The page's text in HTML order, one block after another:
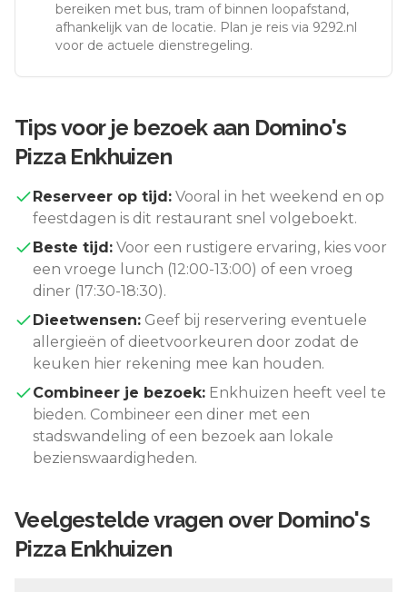
bereiken met bus, tram of binnen loopafstand,
afhankelijk van de locatie. Plan je reis via 9292.nl
voor de actuele dienstregeling.
Tips voor je bezoek aan Domino's
Pizza Enkhuizen
Reserveer op tijd: Vooral in het weekend en op
feestdagen is dit restaurant snel volgeboekt.
Beste tijd: Voor een rustigere ervaring, kies voor
een vroege lunch (12:00-13:00) of een vroeg
diner (17:30-18:30).
Dieetwensen: Geef bij reservering eventuele
allergieën of dieetvoorkeuren door zodat de
keuken hier rekening mee kan houden.
Combineer je bezoek: Enkhuizen heeft veel te
bieden. Combineer een diner met een
stadswandeling of een bezoek aan lokale
bezienswaardigheden.
Veelgestelde vragen over Domino's
Pizza Enkhuizen